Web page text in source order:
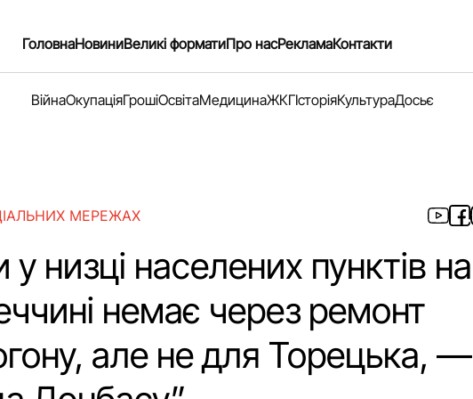
ГоловнаНовиниВеликі форматиПро насРекламаКонтакти
ВійнаОкупаціяГрошіОсвітаМедицинаЖКГІсторіяКультураДосьє
МЕРЕЖАХ
у низці населених пунктів на
немає через ремонт
але не для Торецька, —